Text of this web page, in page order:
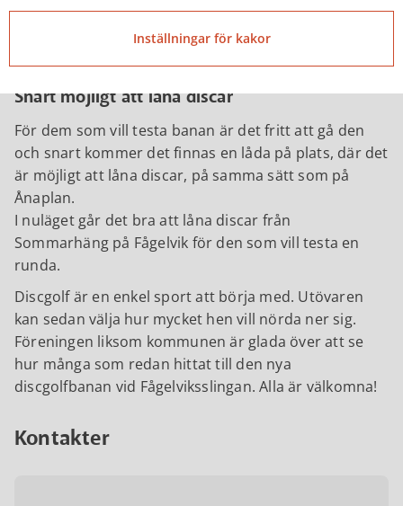
Jim. Alla kast var nära men inget hamnade i korgen.
Under invigningen hölls en sponsortävling där
Tibrobyggen, RF-SISU och Kultur & Fritid deltog.
Snart möjligt att låna discar
För dem som vill testa banan är det fritt att gå den
och snart kommer det finnas en låda på plats, där det
är möjligt att låna discar, på samma sätt som på
Ånaplan.
I nuläget går det bra att låna discar från
Sommarhäng på Fågelvik för den som vill testa en
runda.
Discgolf är en enkel sport att börja med. Utövaren
kan sedan välja hur mycket hen vill nörda ner sig.
Föreningen liksom kommunen är glada över att se
hur många som redan hittat till den nya
discgolfbanan vid Fågelviksslingan. Alla är välkomna!
Kontakter
Inställningar för kakor